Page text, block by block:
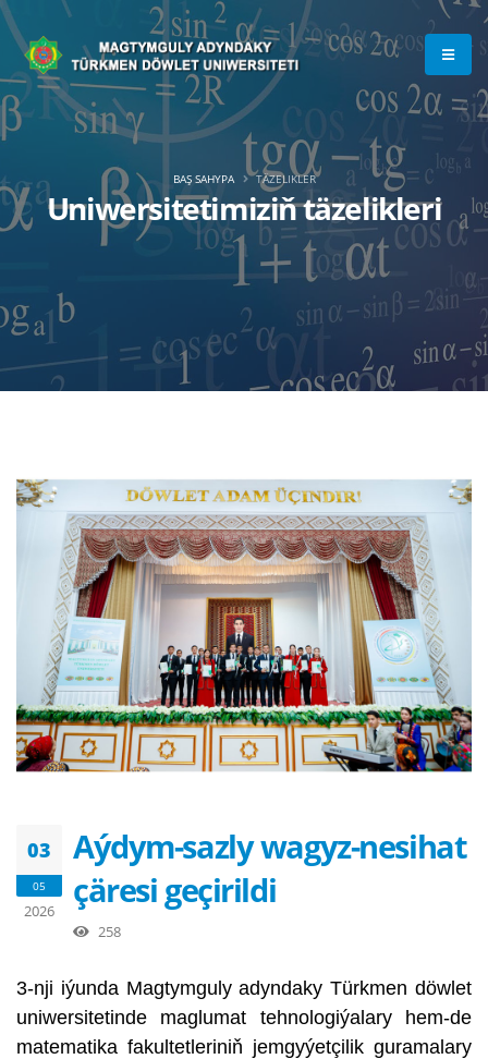
Uniwersitetimiziň täzelikleri
BAŞ SAHYPA TÄZELIKLER
03
05
2026
Aýdym-sazly wagyz-nesihat
çäresi geçirildi
258
3-nji iýunda Magtymguly adyndaky Türkmen döwlet
uniwersitetinde maglumat tehnologiýalary hem-de
matematika fakultetleriniň jemgyýetçilik guramalary